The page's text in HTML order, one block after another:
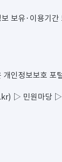
보유·이용기
인정보보호
▷ 민원마당 ▷